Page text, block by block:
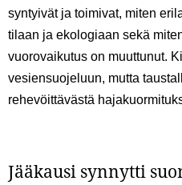
syntyivät ja toimivat, miten
tilaan ja ekologiaan sekä
vuorovaikutus on muuttunut.
vesiensuojeluun, mutta
rehevöittävästä
Jääkausi synnytti